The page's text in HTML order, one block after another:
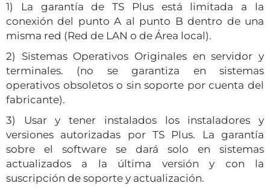
1) La garantía de TS Plus está limitada a la
conexión del punto A al punto B dentro de una
misma red (Red de LAN o de Área local).
2) Sistemas Operativos Originales en servidor y
terminales. (no se garantiza en sistemas
operativos obsoletos o sin soporte por cuenta del
fabricante).
3) Usar y tener instalados los instaladores y
versiones autorizadas por TS Plus. La garantía
sobre el software se dará solo en sistemas
actualizados a la última versión y con la
suscripción de soporte y actualización.